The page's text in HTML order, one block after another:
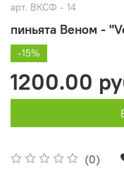
арт. ВКСФ - 14
пиньята Веном -
(0)
-15%
1200.00